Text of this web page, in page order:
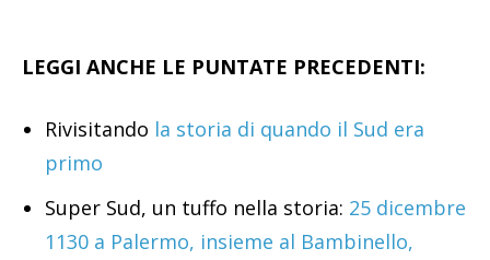
LEGGI ANCHE LE PUNTATE PRECEDENTI:
Rivisitando la storia di quando il Sud era
primo
Super Sud, un tuffo nella storia: 25 dicembre
1130 a Palermo, insieme al Bambinello,